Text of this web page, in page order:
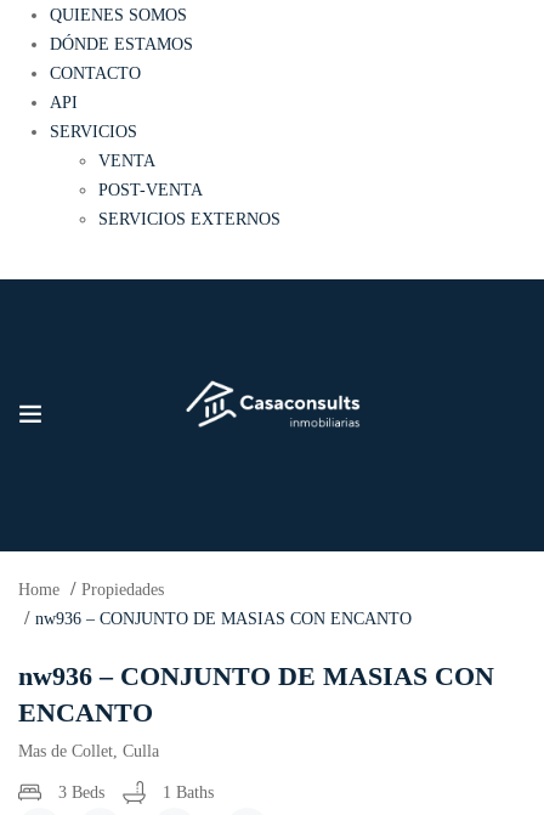
QUIENES SOMOS
DÓNDE ESTAMOS
CONTACTO
API
SERVICIOS
VENTA
POST-VENTA
SERVICIOS EXTERNOS
Home
Propiedades
nw936 – CONJUNTO DE MASIAS CON ENCANTO
nw936 – CONJUNTO DE MASIAS CON
ENCANTO
Mas de Collet, Culla
3 Beds 1 Baths